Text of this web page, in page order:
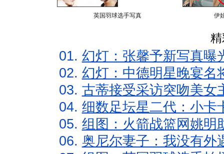
英国羽球选手写真 伊
01. 幻灯：张馨予新写真曝
02. 幻灯：中德明星晚宴名
03. 古蒂接受采访突吻美女
04. 细数足坛星二代：小卡
05. 组图：火箭战篮网姚明
06. 奥尼尔妻子：我没有外